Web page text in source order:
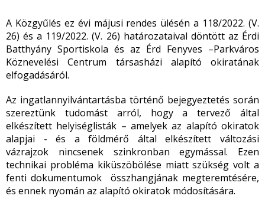
A Közgyűlés ez évi májusi rendes ülésén a 118/2022. (V.
26) és a 119/2022. (V. 26) határozataival döntött az Érdi
Batthyány Sportiskola és az Érd Fenyves –Parkváros
Köznevelési Centrum társasházi alapító okiratának
elfogadásáról.
Az ingatlannyilvántartásba történő bejegyeztetés során
szereztünk tudomást arról, hogy a tervező által
elkészített helyiséglisták – amelyek az alapító okiratok
alapjai - és a földmérő által elkészített változási
vázrajzok nincsenek szinkronban egymással. Ezen
technikai probléma kiküszöbölése miatt szükség volt a
fenti dokumentumok összhangjának megteremtésére,
és ennek nyomán az alapító okiratok módosítására.